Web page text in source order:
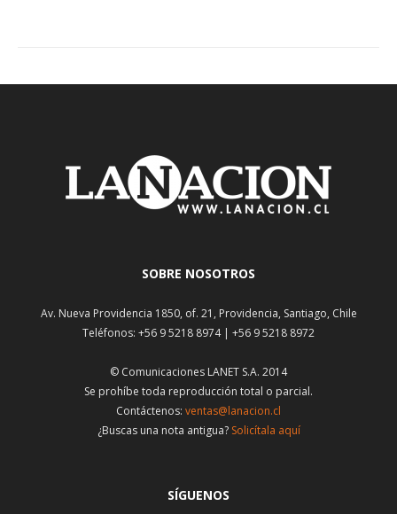
SOBRE NOSOTROS
Av. Nueva Providencia 1850, of. 21, Providencia, Santiago, Chile
Teléfonos: +56 9 5218 8974 | +56 9 5218 8972
© Comunicaciones LANET S.A. 2014
Se prohíbe toda reproducción total o parcial.
Contáctenos: ventas@lanacion.cl
¿Buscas una nota antigua? Solicítala aquí
SÍGUENOS